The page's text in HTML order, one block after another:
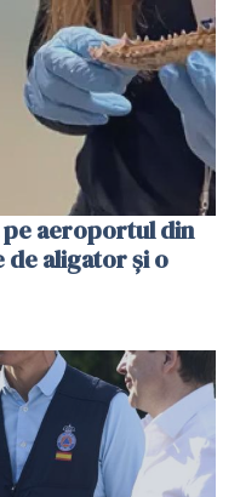
aeroportul din
de aligator și o